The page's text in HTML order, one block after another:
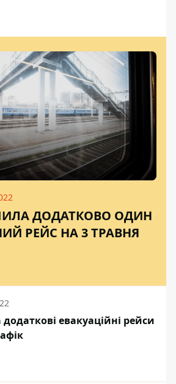
ДОДАТКОВО ОДИН
РЕЙС НА 3 ТРАВНЯ
евакуаційні рейси